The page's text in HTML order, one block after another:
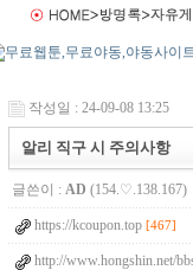
작성일 : 24-09-08 13:25
알리 직구 시 주의사항
글쓴이 : AD (154.♡.138.167)
https://kcoupon.top [467]
http://www.hongshin.net/